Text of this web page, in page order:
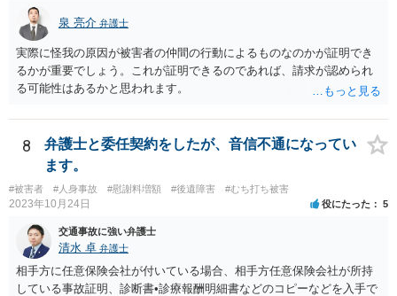
泉 亮介 弁護士
実際に怪我の原因が被害者の仲間の行動によるものなのかが証明でき
るかが重要でしょう。これが証明できるのであれば、請求が認められ
る可能性はあるかと思われます。
8
弁護士と委任契約をしたが、音信不通になってい
ます。
#被害者 #人身事故 #慰謝料増額 #後遺障害 #むち打ち被害
2023年10月24日 役にたった 5
交通事故に強い弁護士
清水 卓 弁護士
相手方に任意保険会社が付いている場合、相手方任意保険会社が所持
している事故証明、診断書•診療報酬明細書などのコピーなどを入手で